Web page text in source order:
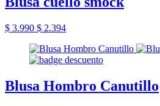
$ 3.990 $ 2.394
Blusa Hombro Canutillo